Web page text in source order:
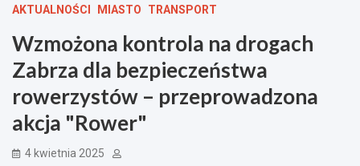
AKTUALNOŚCI MIASTO TRANSPORT
Wzmożona kontrola na drogach
Zabrza dla bezpieczeństwa
rowerzystów – przeprowadzona
akcja "Rower"
4 kwietnia 2025